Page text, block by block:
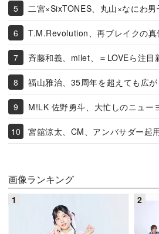
二宮×SixTONES、丸山×なにわ男
T.M.Revolution、再ブレイクの真
斉藤和義、milet、＝LOVEら注目
福山雅治、35周年を超えても広が
M!LK 佐野勇斗、大忙しのニュー
宮舘涼太、CM、アンバサダー起
画像ランキング